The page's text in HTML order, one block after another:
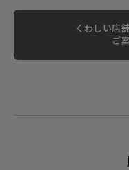
くわしい店
ご